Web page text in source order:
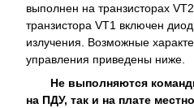
выполнен на транзисторах
транзистора VT1 включен
излучения. Возможные
управления приведены ниже.
Не выполняются
на ПДУ, так и на плате